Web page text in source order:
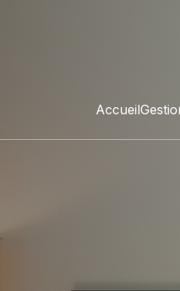
Accueil